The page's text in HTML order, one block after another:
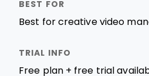
Best for creative video
Free plan + free trial